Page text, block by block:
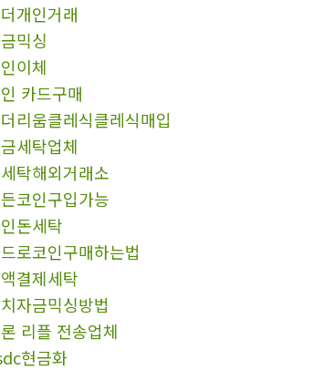
개인거래
믹싱
이체
카드구매
리움클레식클레식매입
세탁업체
탁해외거래소
코인구입가능
돈세탁
로코인구매하는법
결제세탁
자금믹싱방법
리플 전송업체
현금화